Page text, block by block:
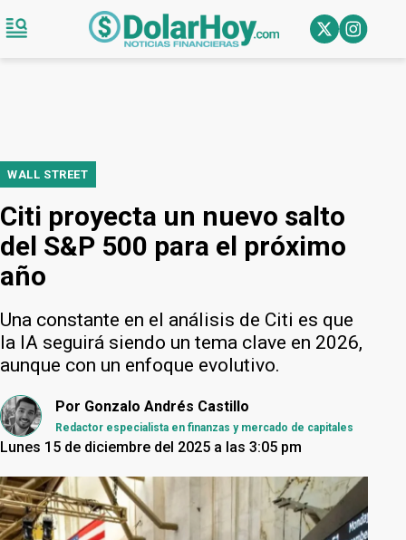
WALL STREET
Citi proyecta un nuevo salto
del S&P 500 para el próximo
año
Una constante en el análisis de Citi es que
la IA seguirá siendo un tema clave en 2026,
aunque con un enfoque evolutivo.
Por Gonzalo Andrés Castillo
Redactor especialista en finanzas y mercado de capitales
Lunes 15 de diciembre del 2025 a las 3:05 pm